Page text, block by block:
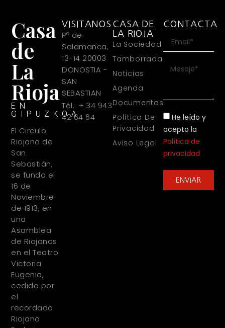
Casa
de
La
Rioja
EN
GIPUZKOA
El Circulo
Riojano de
San
Sebastián,
se funda el
16 de
Noviembre
de 1913, en
una
Asamblea
de Riojanos
en el Teatro
Victoria
Eugenia,
cedido por
el
recordado
Riojano
VISITANOS
Pº de
Salamanca,
13-14 20003
DONOSTIA -
SAN
SEBASTIAN
Tél.: + 34 943
42 64 64
CASA DE
LA RIOJA
La Sociedad
Tamborrada
Noticias
Agenda
Documentos
Política De
Privacidad
Aviso Legal
CONTACTA
He leído y
acepto la
Política de
privacidad
ENVIAR